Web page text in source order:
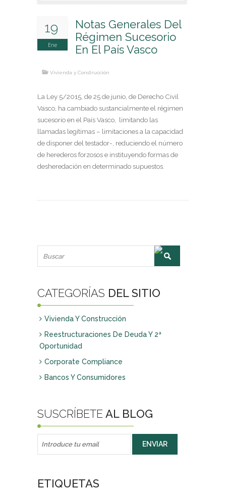
Compraventas
Propiedad Horizontal
Servidumbres
Vicios Constructivos
OPORTUNIDAD
EMPRESA
Concurso de acreedores
Mediación concursal y Preconcurso
Traslación de unidades productivas
Reestructuración y Refinanciación de deudas
PARTICULARES
Constitución y modificación de empresas
Pactos parasociales y Protocolos Familiares
Reclamaciones de deuda vía judicial
CORPORATE COMPLIANCE
FAMILIA Y SUCESIONES
Incapacitaciones
Modificación de medidas
Delitos de empresa
Delitos de particulares
19
Ene
Notas Generales Del
Régimen Sucesorio
En El País Vasco
Vivienda y Construcción
La Ley 5/2015, de 25 de junio, de Derecho Civil
Vasco, ha cambiado sustancialmente el régimen
sucesorio en el País Vasco, limitando las
llamadas legítimas – limitaciones a la capacidad
de disponer del testador-, reduciendo el número
de herederos forzosos e instituyendo formas de
desheredación en determinado supuestos.
CATEGORÍAS DEL SITIO
Vivienda Y Construcción
Reestructuraciones De Deuda Y 2ª
Oportunidad
Corporate Compliance
Bancos Y Consumidores
SUSCRÍBETE AL BLOG
ETIQUETAS